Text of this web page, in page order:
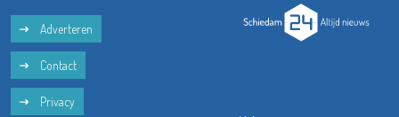
Adverteren
Contact
Privacy